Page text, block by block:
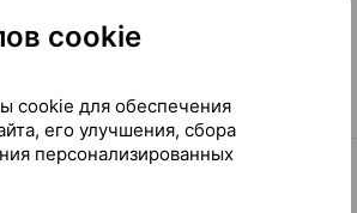
Не применять у пациентов,
cookie
cookie для обеспечения
его улучшения, сбора
персонализированных